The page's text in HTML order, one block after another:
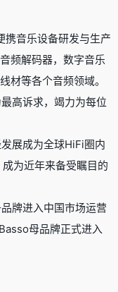
音乐设备研发与生产
频解码器，数字音乐
材等各个音频领域。
高诉求，竭力为每位
展成为全球HiFi圈内
为近年来备受瞩目的
牌进入中国市场运营
母品牌正式进入